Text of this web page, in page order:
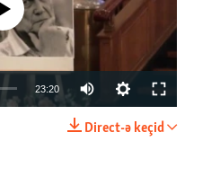
currently available
23:20
Direct-ə keçid